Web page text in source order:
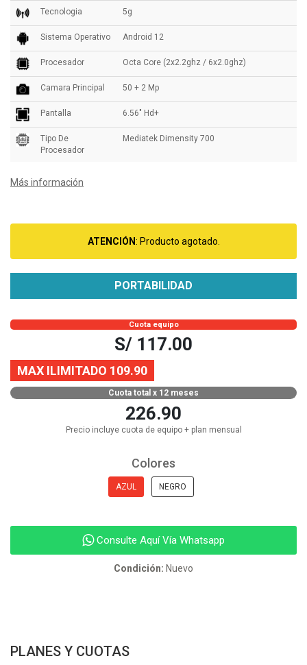
Tecnologia 5g
Sistema Operativo Android 12
Procesador Octa Core (2x2.2ghz / 6x2.0ghz)
Camara Principal 50 + 2 Mp
Pantalla 6.56" Hd+
Tipo De
Procesador
Mediatek Dimensity 700
Más información
ATENCIÓN: Producto agotado.
PORTABILIDAD
Cuota equipo
S/ 117.00
MAX ILIMITADO 109.90
Cuota total x 12 meses
226.90
Precio incluye cuota de equipo + plan mensual
Colores
AZUL NEGRO
Consulte Aquí Vía Whatsapp
Condición: Nuevo
PLANES Y CUOTAS